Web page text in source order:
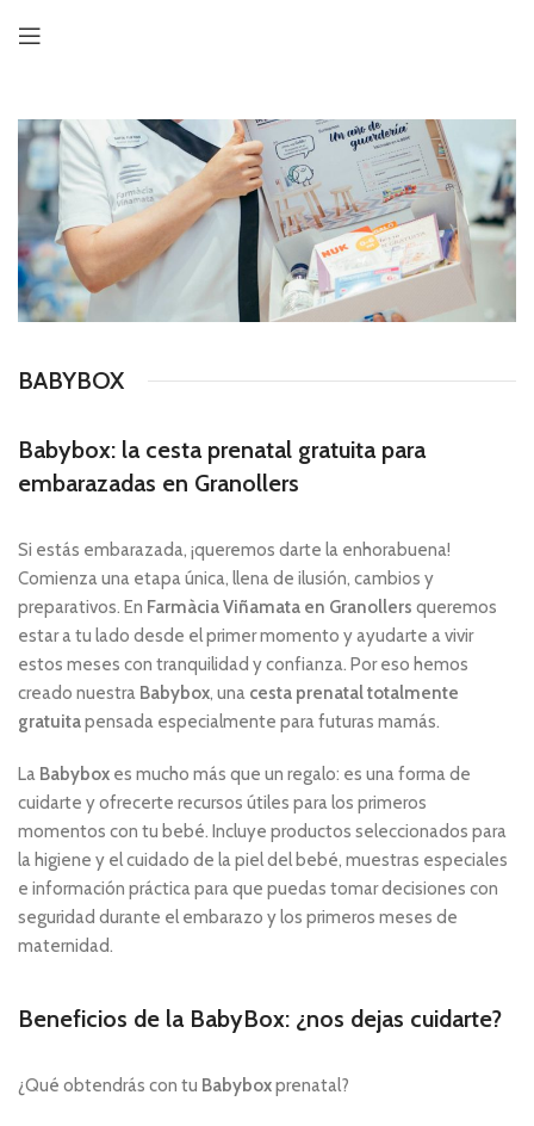
BABYBOX
Babybox: la cesta prenatal gratuita para
embarazadas en Granollers
Si estás embarazada, ¡queremos darte la enhorabuena!
Comienza una etapa única, llena de ilusión, cambios y
preparativos. En Farmàcia Viñamata en Granollers queremos
estar a tu lado desde el primer momento y ayudarte a vivir
estos meses con tranquilidad y confianza. Por eso hemos
creado nuestra Babybox, una cesta prenatal totalmente
gratuitapensada especialmente para futuras mamás.
La Babybox es mucho más que un regalo: es una forma de
cuidarte y ofrecerte recursos útiles para los primeros
momentos con tu bebé. Incluye productos seleccionados para
la higiene y el cuidado de la piel del bebé, muestras especiales
e información práctica para que puedas tomar decisiones con
seguridad durante el embarazo y los primeros meses de
maternidad.
Beneficios de la BabyBox: ¿nos dejas cuidarte?
¿Qué obtendrás con tu Babyboxprenatal?